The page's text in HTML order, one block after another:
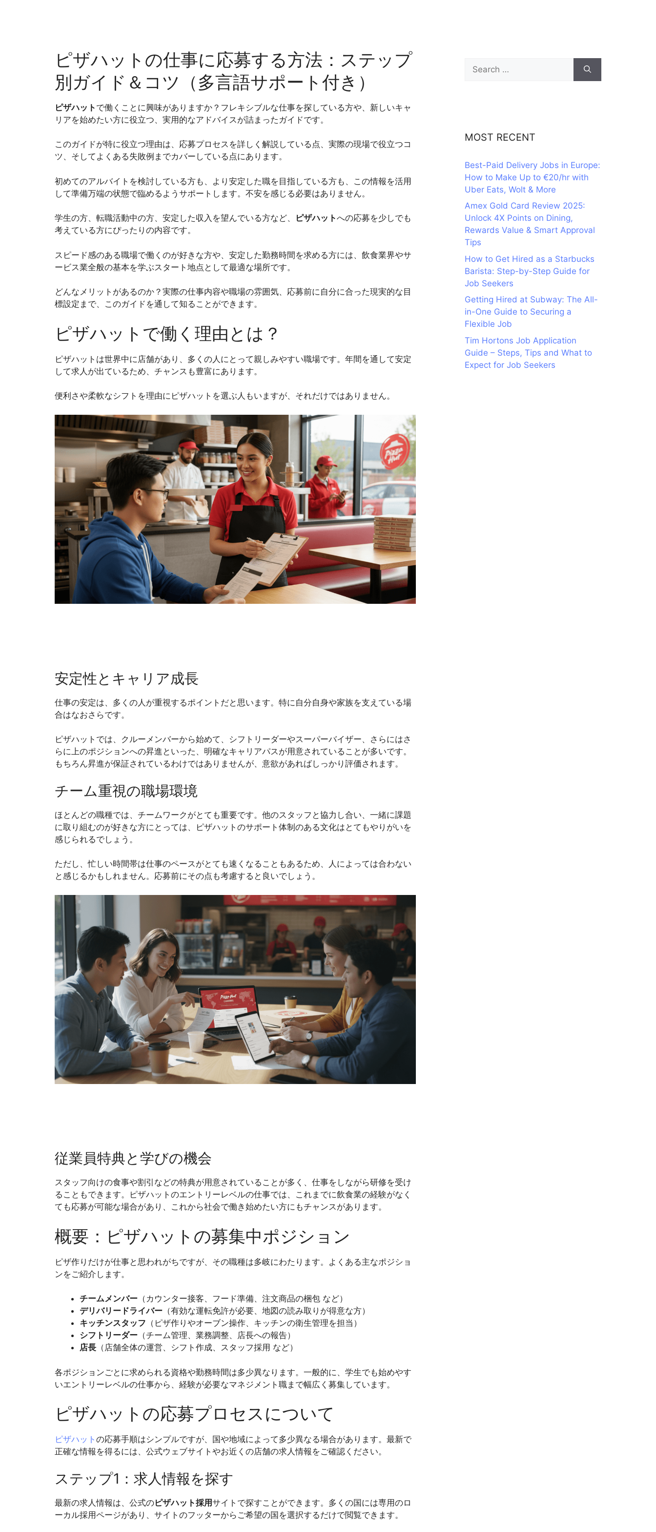
ピザハットの仕事に応募する方法：ステップ
別ガイド＆コツ（多言語サポート付き）
ピザハット で働くことに興味がありますか？フレキシブルな仕事を探している方や、新しいキャ
リアを始めたい方に役立つ、実用的なアドバイスが詰まったガイドです。
このガイドが特に役立つ理由は、応募プロセスを詳しく解説している点、実際の現場で役立つコ
ツ、そしてよくある失敗例までカバーしている点にあります。
初めてのアルバイトを検討している方も、より安定した職を目指している方も、この情報を活用
して準備万端の状態で臨めるようサポートします。不安を感じる必要はありません。
学生の方、転職活動中の方、安定した収入を望んでいる方など、 ピザハットへの応募を少しでも
考えている方にぴったりの内容です。
スピード感のある職場で働くのが好きな方や、安定した勤務時間を求める方には、飲食業界やサ
ービス業全般の基本を学ぶスタート地点として最適な場所です。
どんなメリットがあるのか？実際の仕事内容や職場の雰囲気、応募前に自分に合った現実的な目
標設定まで、このガイドを通して知ることができます。
ピザハットで働く理由とは？
ピザハットは世界中に店舗があり、多くの人にとって親しみやすい職場です。年間を通して安定
して求人が出ているため、チャンスも豊富にあります。
便利さや柔軟なシフトを理由にピザハットを選ぶ人もいますが、それだけではありません。
安定性とキャリア成長
仕事の安定は、多くの人が重視するポイントだと思います。特に自分自身や家族を支えている場
合はなおさらです。
ピザハットでは、クルーメンバーから始めて、シフトリーダーやスーパーバイザー、さらにはさ
らに上のポジションへの昇進といった、明確なキャリアパスが用意されていることが多いです。
もちろん昇進が保証されているわけではありませんが、意欲があればしっかり評価されます。
チーム重視の職場環境
ほとんどの職種では、チームワークがとても重要です。他のスタッフと協力し合い、一緒に課題
に取り組むのが好きな方にとっては、ピザハットのサポート体制のある文化はとてもやりがいを
感じられるでしょう。
ただし、忙しい時間帯は仕事のペースがとても速くなることもあるため、人によっては合わない
と感じるかもしれません。応募前にその点も考慮すると良いでしょう。
従業員特典と学びの機会
スタッフ向けの食事や割引などの特典が用意されていることが多く、仕事をしながら研修を受け
ることもできます。ピザハットのエントリーレベルの仕事では、これまでに飲食業の経験がなく
ても応募が可能な場合があり、これから社会で働き始めたい方にもチャンスがあります。
概要：ピザハットの募集中ポジション
ピザ作りだけが仕事と思われがちですが、その職種は多岐にわたります。よくある主なポジショ
ンをご紹介します。
チームメンバー （カウンター接客、フード準備、注文商品の梱包 など）
デリバリードライバー （有効な運転免許が必要、地図の読み取りが得意な方）
キッチンスタッフ （ピザ作りやオーブン操作、キッチンの衛生管理を担当）
シフトリーダー （チーム管理、業務調整、店長への報告）
店長 （店舗全体の運営、シフト作成、スタッフ採用 など）
各ポジションごとに求められる資格や勤務時間は多少異なります。一般的に、学生でも始めやす
いエントリーレベルの仕事から、経験が必要なマネジメント職まで幅広く募集しています。
ピザハットの応募プロセスについて
ピザハット の応募手順はシンプルですが、国や地域によって多少異なる場合があります。最新で
正確な情報を得るには、公式ウェブサイトやお近くの店舗の求人情報をご確認ください。
ステップ1：求人情報を探す
最新の求人情報は、公式のピザハット採用サイトで探すことができます。多くの国には専用のロ
ーカル採用ページがあり、サイトのフッターからご希望の国を選択するだけで閲覧できます。
for:
MOST RECENT
Best-Paid Delivery Jobs in Europe:
How to Make Up to €20/hr with
Uber Eats, Wolt & More
Amex Gold Card Review 2025:
Unlock 4X Points on Dining,
Rewards Value & Smart Approval
Tips
How to Get Hired as a Starbucks
Barista: Step-by-Step Guide for
Job Seekers
Getting Hired at Subway: The All-
in-One Guide to Securing a
Flexible Job
Tim Hortons Job Application
Guide – Steps, Tips and What to
Expect for Job Seekers